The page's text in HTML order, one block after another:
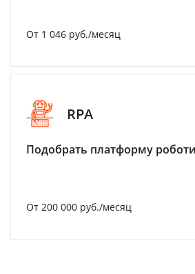
От 1 046 руб./месяц
RPA
Подобрать платформу
От 200 000 руб./месяц